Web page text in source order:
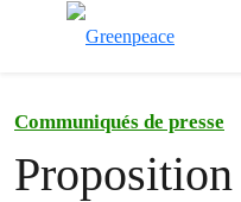
Communiqués de presse
Proposition